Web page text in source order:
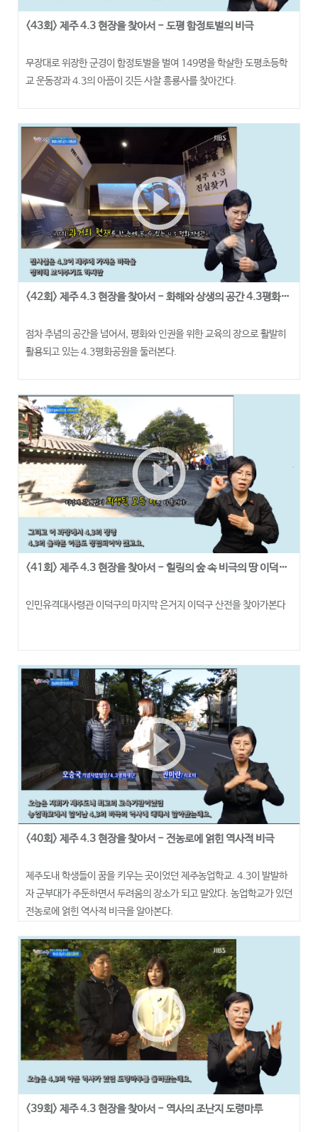
<43회> 제주 4.3 현장을 찾아서 - 도평 함정토벌의 비극
무장대로 위장한 군경이 함정토벌을 벌여 149명을 학살한 도평초등학
교 운동장과 4.3의 아픔이 깃든 사찰 흥룡사를 찾아간다.
play_circle_outline
<42회> 제주 4.3 현장을 찾아서 - 화해와 상생의 공간 4.3평화공원
점차 추념의 공간을 넘어서, 평화와 인권을 위한 교육의 장으로 활발히
활용되고 있는 4.3평화공원을 둘러본다.
play_circle_outline
<41회> 제주 4.3 현장을 찾아서 - 힐링의 숲 속 비극의 땅 이덕구 산전
인민유격대사령관 이덕구의 마지막 은거지 이덕구 산전을 찾아가본다
play_circle_outline
<40회> 제주 4.3 현장을 찾아서 - 전농로에 얽힌 역사적 비극
제주도내 학생들이 꿈을 키우는 곳이었던 제주농업학교. 4.3이 발발하
자 군부대가 주둔하면서 두려움의 장소가 되고 말았다. 농업학교가 있던
전농로에 얽힌 역사적 비극을 알아본다.
play_circle_outline
<39회> 제주 4.3 현장을 찾아서 - 역사의 조난지 도령마루